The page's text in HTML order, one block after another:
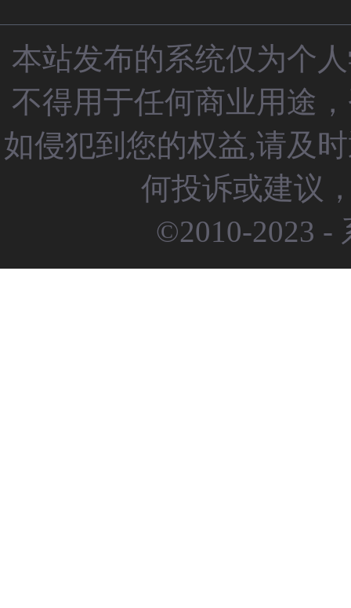
本站发布的系统仅为个
不得用于任何商业用途
如侵犯到您的权益,请及
何投诉或建议
©2010-2023 -